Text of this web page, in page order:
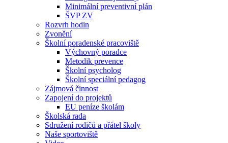
Minimální preventivní plán
ŠVP ZV
Rozvrh hodin
Zvonění
Školní poradenské pracoviště
Výchovný poradce
Metodik prevence
Školní psycholog
Školní speciální pedagog
Zájmová činnost
Zapojení do projektů
EU peníze školám
Školská rada
Sdružení rodičů a přátel školy
Naše sportoviště